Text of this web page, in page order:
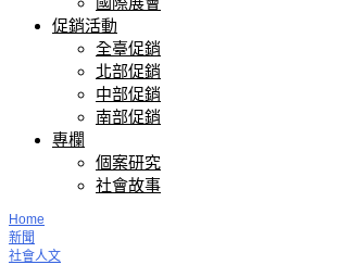
促銷活動
全臺促銷
北部促銷
中部促銷
南部促銷
專欄
個案研究
社會故事
Home
新聞
社會人文